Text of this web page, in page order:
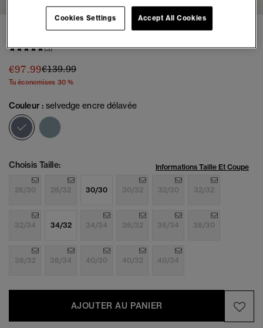
Jean slim The Merchant Store en coton bio
(3)
€97.99Prix réduit de
€139.99à
Tu économises 30 %
Couleur :selvedge encre délavée
sélectionné
Choisis Taille: Informations Taille Et Coupe
28/30 28/32 30/30 30/32 32/30 32/32
32/34 34/32 34/34 36/32 36/34 38/30
38/32 38/34 40/30 40/32 40/34
AJOUTER AU PANIER
Cookies Settings Accept All Cookies